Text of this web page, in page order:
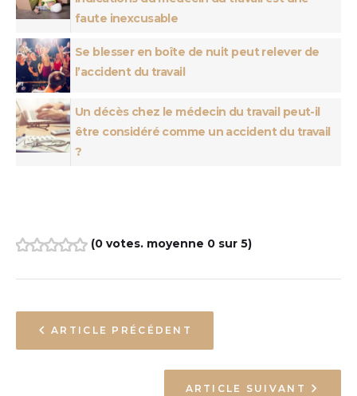
faute inexcusable
Se blesser en boîte de nuit peut relever de
l’accident du travail
Un décès chez le médecin du travail peut-il
être considéré comme un accident du travail
?
(0 votes. moyenne 0sur 5)
ARTICLE PRÉCÉDENT
ARTICLE SUIVANT